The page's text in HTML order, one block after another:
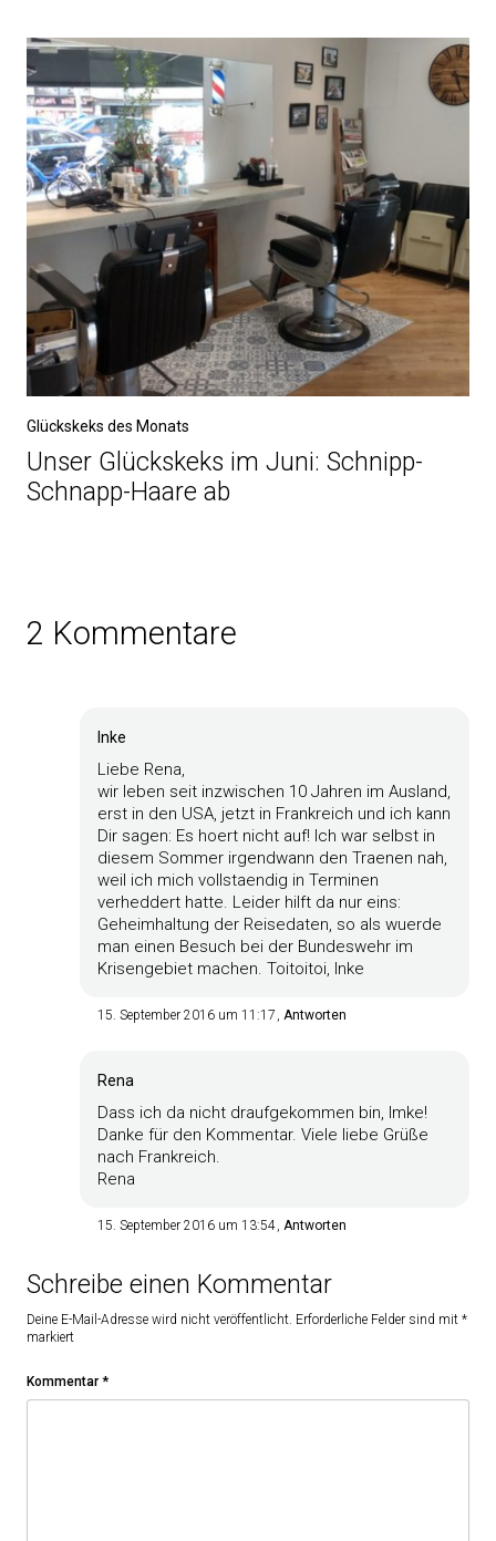
Glückskeks des Monats
Unser Glückskeks im Juni: Schnipp-
Schnapp-Haare ab
2 Kommentare
Inke
Liebe Rena,
wir leben seit inzwischen 10 Jahren im Ausland,
erst in den USA, jetzt in Frankreich und ich kann
Dir sagen: Es hoert nicht auf! Ich war selbst in
diesem Sommer irgendwann den Traenen nah,
weil ich mich vollstaendig in Terminen
verheddert hatte. Leider hilft da nur eins:
Geheimhaltung der Reisedaten, so als wuerde
man einen Besuch bei der Bundeswehr im
Krisengebiet machen. Toitoitoi, Inke
15. September 2016 um 11:17 Antworten
Rena
Dass ich da nicht draufgekommen bin, Imke!
Danke für den Kommentar. Viele liebe Grüße
nach Frankreich.
Rena
15. September 2016 um 13:54 Antworten
Schreibe einen Kommentar
Deine E-Mail-Adresse wird nicht veröffentlicht. Erforderliche Felder sind mit *
markiert
Kommentar *